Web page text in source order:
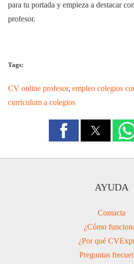
para tu portada y empieza a destacar
profesor.
Tags:
CV online profesor, empleo colegios
curriculum a colegios
AYUDA
Contacta
¿Cómo
¿Por qué
Preguntas